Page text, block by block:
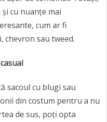
cu nuanțe mai
cum ar fi
chevron sau tweed.
sacoul cu blugi sau
din costum pentru a nu
de sus, poți opta